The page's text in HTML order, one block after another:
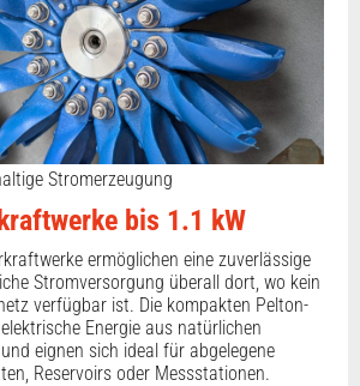
Stromerzeugung
bis 1.1 kW
ermöglichen eine zuverlässige
Stromversorgung überall dort, wo kein
verfügbar ist. Die kompakten Pelton-
Energie aus natürlichen
eignen sich ideal für abgelegene
Reservoirs oder Messstationen.